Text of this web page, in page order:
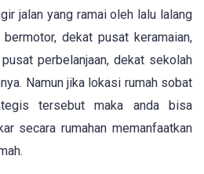
jalan yang ramai oleh lalu lalang
dekat pusat keramaian,
perbelanjaan, dekat sekolah
Namun jika lokasi rumah sobat
tersebut maka anda bisa
secara rumahan memanfaatkan